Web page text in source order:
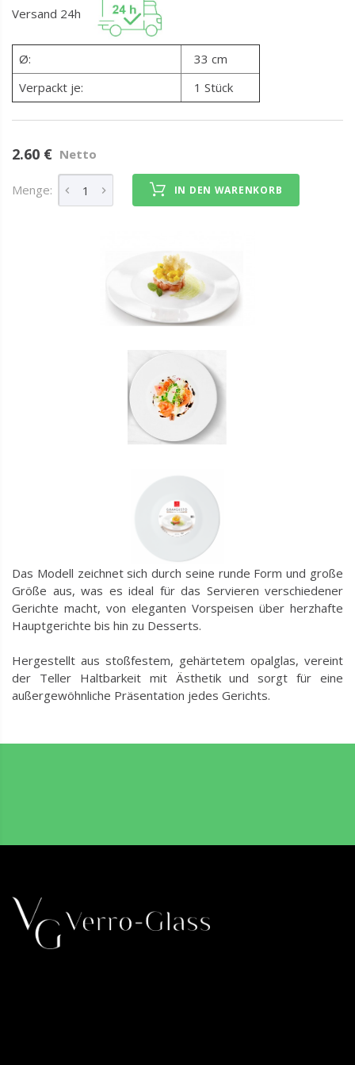
Versand 24h
Ø:
33 cm
Verpackt je:
1 Stück
2.60 € Netto
Menge: IN DEN WARENKORB
Das Modell zeichnet sich durch seine runde Form und große
Größe aus, was es ideal für das Servieren verschiedener
Gerichte macht, von eleganten Vorspeisen über herzhafte
Hauptgerichte bis hin zu Desserts.
Hergestellt aus stoßfestem, gehärtetem opalglas, vereint
der Teller Haltbarkeit mit Ästhetik und sorgt für eine
außergewöhnliche Präsentation jedes Gerichts.